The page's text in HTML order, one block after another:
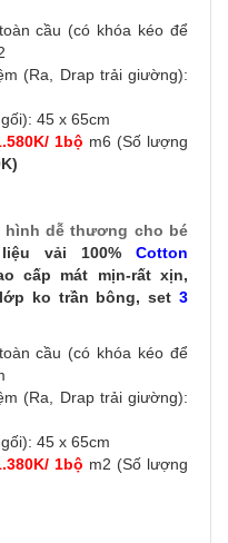
cầu (có khóa kéo để
(Ra, Drap trải giường):
45 x 65cm
1bộ m6 (Số lượng
hình dễ thương cho bé
vải 100%Cotton
cấp mát mịn-rất xịn,
ko trần bông, set3
cầu (có khóa kéo để
(Ra, Drap trải giường):
45 x 65cm
1bộ m2 (Số lượng